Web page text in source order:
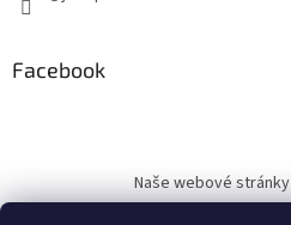
Facebook
Naše webové stránky